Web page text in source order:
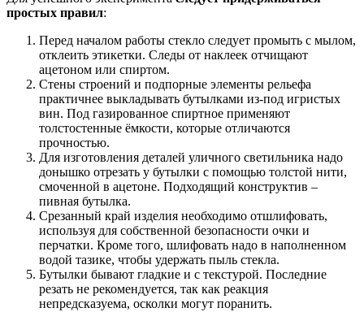
простых правил:
Перед началом работы стекло следует промыть с мылом,
отклеить этикетки. Следы от наклеек отчищают
ацетоном или спиртом.
Стены строений и подпорные элементы рельефа
практичнее выкладывать бутылками из-под игристых
вин. Под газированное спиртное применяют
толстостенные ёмкости, которые отличаются
прочностью.
Для изготовления деталей уличного светильника надо
донышко отрезать у бутылки с помощью толстой нити,
смоченной в ацетоне. Подходящий конструктив –
пивная бутылка.
Срезанный край изделия необходимо отшлифовать,
используя для собственной безопасности очки и
перчатки. Кроме того, шлифовать надо в наполненном
водой тазике, чтобы удержать пыль стекла.
Бутылки бывают гладкие и с текстурой. Последние
резать не рекомендуется, так как реакция
непредсказуема, осколки могут поранить.